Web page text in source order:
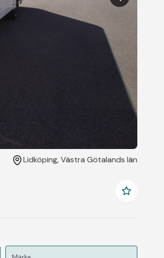
Lidköping, Västra Götalands län